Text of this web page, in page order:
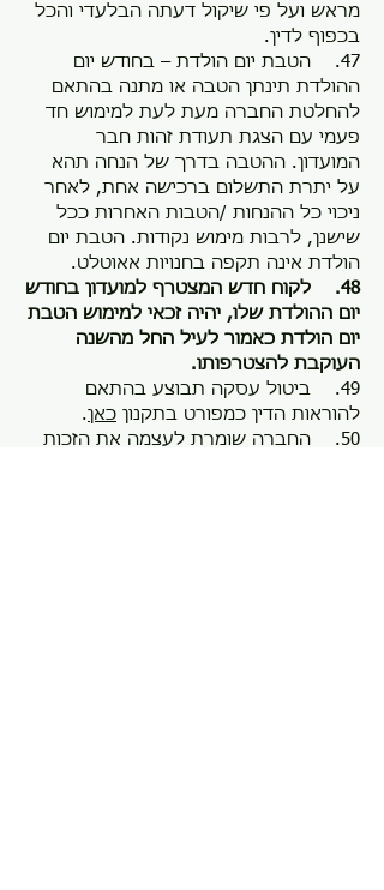
מראש ועל פי שיקול דעתה הבלעדי והכל
בכפוף לדין.
47. הטבת יום הולדת – בחודש יום
ההולדת תינתן הטבה או מתנה בהתאם
להחלטת החברה מעת לעת למימוש חד
פעמי עם הצגת תעודת זהות חבר
המועדון. ההטבה בדרך של הנחה תהא
על יתרת התשלום ברכישה אחת, לאחר
ניכוי כל ההנחות /הטבות האחרות ככל
שישנן, לרבות מימוש נקודות. הטבת יום
הולדת אינה תקפה בחנויות אאוטלט.
48. לקוח חדש המצטרף למועדון בחודש
יום ההולדת שלו, יהיה זכאי למימוש הטבת
יום הולדת כאמור לעיל החל מהשנה
העוקבת להצטרפותו.
49. ביטול עסקה תבוצע בהתאם
להוראות הדין כמפורט בתקנון כאן.
50. החברה שומרת לעצמה את הזכות